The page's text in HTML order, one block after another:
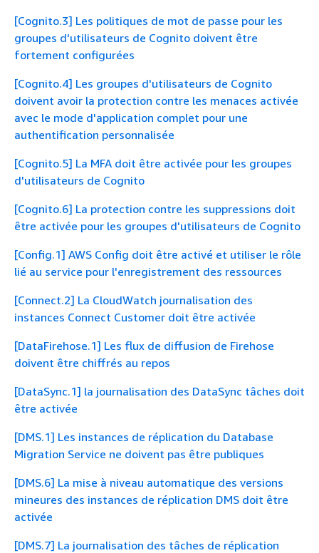
[Cognito.3] Les politiques de mot de passe pour les
groupes d'utilisateurs de Cognito doivent être
fortement configurées
[Cognito.4] Les groupes d'utilisateurs de Cognito
doivent avoir la protection contre les menaces activée
avec le mode d'application complet pour une
authentification personnalisée
[Cognito.5] La MFA doit être activée pour les groupes
d'utilisateurs de Cognito
[Cognito.6] La protection contre les suppressions doit
être activée pour les groupes d'utilisateurs de Cognito
[Config.1] AWS Config doit être activé et utiliser le rôle
lié au service pour l'enregistrement des ressources
[Connect.2] La CloudWatch journalisation des
instances Connect Customer doit être activée
[DataFirehose.1] Les flux de diffusion de Firehose
doivent être chiffrés au repos
[DataSync.1] la journalisation des DataSync tâches doit
être activée
[DMS.1] Les instances de réplication du Database
Migration Service ne doivent pas être publiques
[DMS.6] La mise à niveau automatique des versions
mineures des instances de réplication DMS doit être
activée
[DMS.7] La journalisation des tâches de réplication